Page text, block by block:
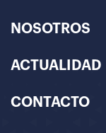
NOSOTROS
ACTUALIDAD
CONTACTO